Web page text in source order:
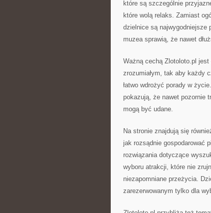
które są szczególnie
które wolą relaks. Zamiast
dzielnice są najwygodniejsze
muzea sprawią, że nawet
Ważną cechą Zlotoloto.pl
zrozumiałym, tak aby każdy
łatwo wdrożyć porady w
pokazują, że nawet pozornie
mogą być udane.
Na stronie znajdują się
jak rozsądnie gospodarować
rozwiązania dotyczące
wyboru atrakcji, które nie
niezapomniane przeżycia.
zarezerwowanym tylko dla